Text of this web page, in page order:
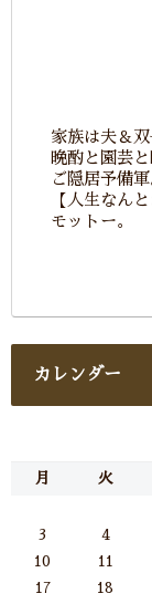
家族は夫＆双
晩酌と園芸
ご隠居予備軍
【人生なん
モットー。
カレンダー
月 火
3
4
10
11
17
18